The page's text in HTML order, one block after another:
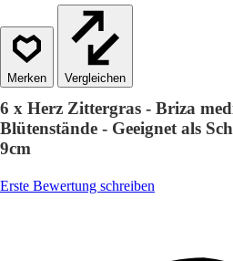
Vergleichen
6 x Herz Zittergras - Briza
Blütenstände - Geeignet als
9cm
Erste Bewertung schreiben